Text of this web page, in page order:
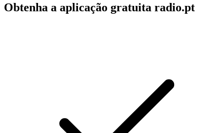
Obtenha a aplicação gratuita radio.pt